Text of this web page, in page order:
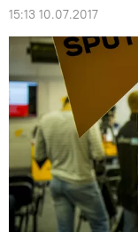
15:13 10.07.2017